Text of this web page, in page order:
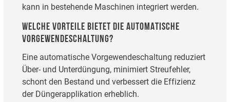
kann in bestehende Maschinen integriert werden.
WELCHE VORTEILE BIETET DIE AUTOMATISCHE
VORGEWENDESCHALTUNG?
Eine automatische Vorgewendeschaltung reduziert
Über- und Unterdüngung, minimiert Streufehler,
schont den Bestand und verbessert die Effizienz
der Düngerapplikation erheblich.